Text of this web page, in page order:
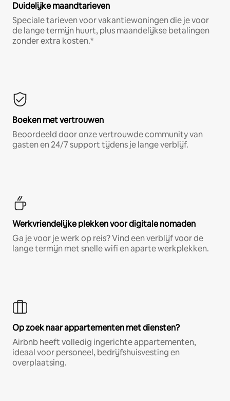
Duidelijke maandtarieven
Speciale tarieven voor vakantiewoningen die je voor
de lange termijn huurt, plus maandelijkse betalingen
zonder extra kosten.*
Boeken met vertrouwen
Beoordeeld door onze vertrouwde community van
gasten en 24/7 support tijdens je lange verblijf.
Werkvriendelijke plekken voor digitale nomaden
Ga je voor je werk op reis? Vind een verblijf voor de
lange termijn met snelle wifi en aparte werkplekken.
Op zoek naar appartementen met diensten?
Airbnb heeft volledig ingerichte appartementen,
ideaal voor personeel, bedrijfshuisvesting en
overplaatsing.